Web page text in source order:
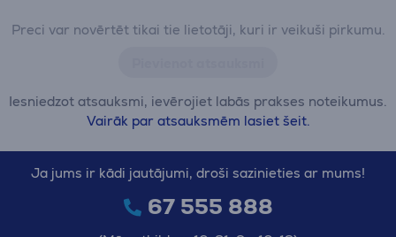
Preci var novērtēt tikai tie lietotāji, kuri ir veikuši pirkumu.
Iesniedzot atsauksmi, ievērojiet labās prakses noteikumus.
Vairāk par atsauksmēm lasiet šeit.
Ja jums ir kādi jautājumi, droši sazinieties ar mums!
67 555 888